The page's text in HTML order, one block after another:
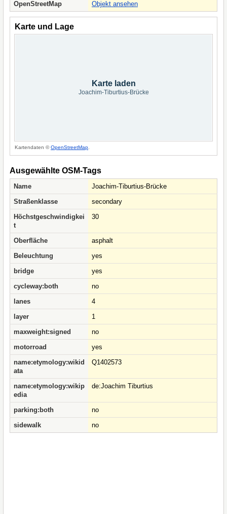
OpenStreetMap
Objekt ansehen
Karte und Lage
Karte laden
Joachim-Tiburtius-Brücke
Kartendaten ©OpenStreetMap
Ausgewählte OSM-Tags
Name
Joachim-Tiburtius-Brücke
Straßenklasse
secondary
Höchstgeschwindigkei
t
30
Oberfläche
asphalt
Beleuchtung
yes
bridge
yes
cycleway:both
no
lanes
4
layer
1
maxweight:signed
no
motorroad
yes
name:etymology:wikid
ata
Q1402573
name:etymology:wikip
edia
de:Joachim Tiburtius
parking:both
no
sidewalk
no